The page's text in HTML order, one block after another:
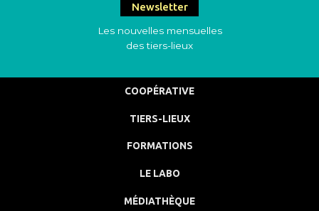
Newsletter
Les nouvelles mensuelles
des tiers-lieux
COOPÉRATIVE
TIERS-LIEUX
FORMATIONS
LE LABO
MÉDIATHÈQUE